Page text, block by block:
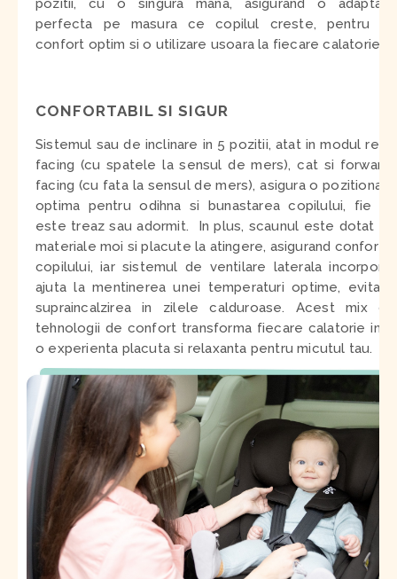
pozitii, cu o singura mana, asigurand o adaptare
perfecta pe masura ce copilul creste, pentru un
confort optim si o utilizare usoara la fiecare calatorie.
CONFORTABIL SI SIGUR
Sistemul sau de inclinare in 5 pozitii, atat in modul rear-
facing (cu spatele la sensul de mers), cat si forward-
facing (cu fata la sensul de mers), asigura o pozitionare
optima pentru odihna si bunastarea copilului, fie ca
este treaz sau adormit. In plus, scaunul este dotat cu
materiale moi si placute la atingere, asigurand confortul
copilului, iar sistemul de ventilare laterala incorporat
ajuta la mentinerea unei temperaturi optime, evitand
supraincalzirea in zilele calduroase. Acest mix de
tehnologii de confort transforma fiecare calatorie intr-
o experienta placuta si relaxanta pentru micutul tau.